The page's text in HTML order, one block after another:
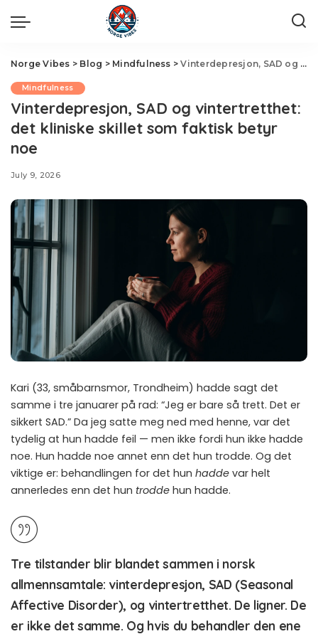
Norge Vibes > Blog > Mindfulness >Vinterdepresjon, SAD og vintertretthet: det kliniske skillet som faktisk betyr noe
Mindfulness
Vinterdepresjon, SAD og vintertretthet:
det kliniske skillet som faktisk betyr
noe
July 9, 2026
Kari (33, småbarnsmor, Trondheim) hadde sagt det
samme i tre januarer på rad: “Jeg er bare så trett. Det er
sikkert SAD.” Da jeg satte meg ned med henne, var det
tydelig at hun hadde feil — men ikke fordi hun ikke hadde
noe. Hun hadde noe annet enn det hun trodde. Og det
viktige er: behandlingen for det hun hadde var helt
annerledes enn det hun trodde hun hadde.
Tre tilstander blir blandet sammen i norsk
allmennsamtale: vinterdepresjon, SAD (Seasonal
Affective Disorder), og vintertretthet. De ligner. De
er ikke det samme. Og hvis du behandler den ene